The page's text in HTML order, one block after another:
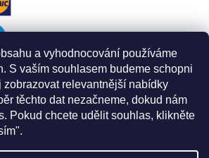
a vyhodnocování používáme
S vaším souhlasem budeme schopni
zobrazovat relevantnější nabídky
těchto dat nezačneme, dokud nám
Pokud chcete udělit souhlas, klikněte